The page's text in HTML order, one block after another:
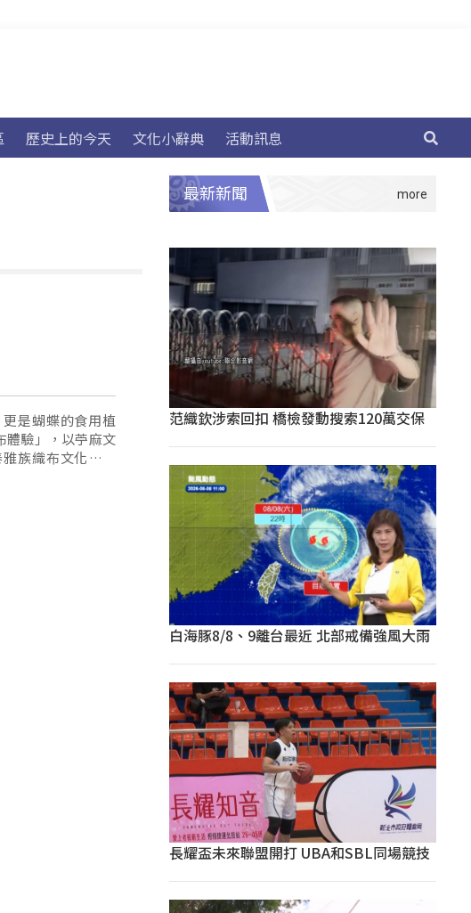
歷史上的今天 文化小辭典 活動訊息
是蝴蝶的食用植
體驗」，以苧麻文
族織布文化的世
最新新聞
范織欽涉索回扣 橋檢發動搜索120萬交保
白海豚8/8、9離台最近 北部戒備強風大雨
長耀盃未來聯盟開打 UBA和SBL同場競技